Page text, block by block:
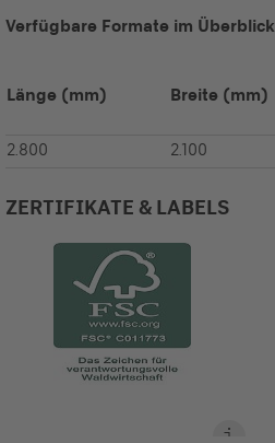
Verfügbare Formate im Überblick
Länge (mm) Breite (mm)
2.800 2.100
ZERTIFIKATE & LABELS